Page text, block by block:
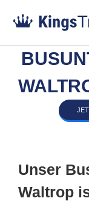
Unser
Waltrop